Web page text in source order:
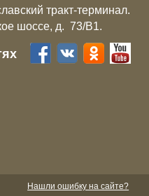
тракт-терминал.
шоссе, д. 73/B1.
Нашли ошибку на сайте?